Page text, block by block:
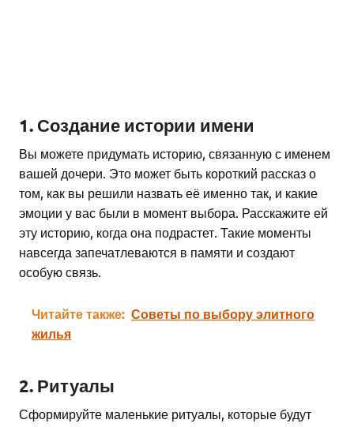
1. Создание истории имени
Вы можете придумать историю, связанную с именем
вашей дочери. Это может быть короткий рассказ о
том, как вы решили назвать её именно так, и какие
эмоции у вас были в момент выбора. Расскажите ей
эту историю, когда она подрастет. Такие моменты
навсегда запечатлеваются в памяти и создают
особую связь.
Читайте также: Советы по выбору элитного
жилья
2. Ритуалы
Сформируйте маленькие ритуалы, которые будут